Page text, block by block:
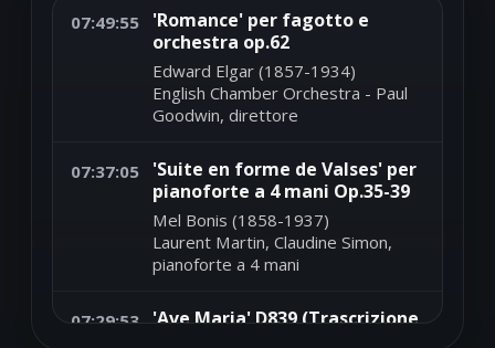
07:49:55
'Romance' per fagotto e
orchestra op.62
Edward Elgar (1857-1934)
English Chamber Orchestra - Paul
Goodwin, direttore
07:37:05
'Suite en forme de Valses' per
pianoforte a 4 mani Op.35-39
Mel Bonis (1858-1937)
Laurent Martin, Claudine Simon,
pianoforte a 4 mani
07:29:53
'Ave Maria' D839 (Trascrizione